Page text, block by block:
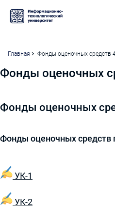
Главная Фонды оценочных средств
Фонды оценочных
Фонды оценочных
Фонды оценочных средств
УК-1
УК-2